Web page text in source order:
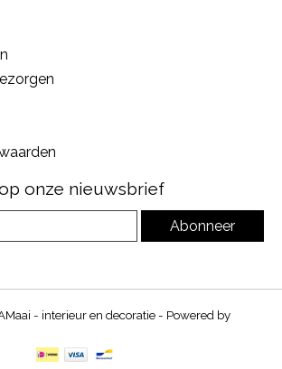
onze nieuwsbrief
Abonneer
- interieur en decoratie - Powered by